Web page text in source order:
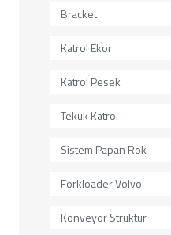
Bracket
Katrol Ekor
Katrol Pesek
Tekuk Katrol
Sistem Papan Rok
Forkloader Volvo
Konveyor Struktur